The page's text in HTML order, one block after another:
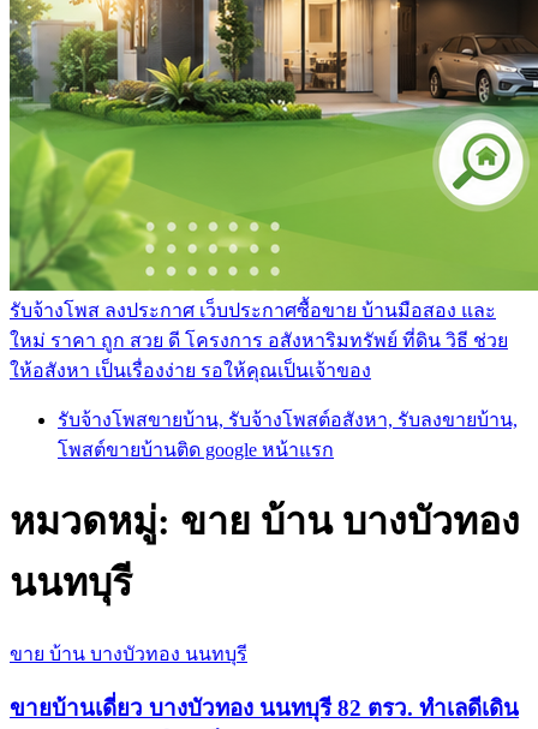
รับจ้างโพส ลงประกาศ เว็บประกาศซื้อขาย บ้านมือสอง และ
ใหม่ ราคา ถูก สวย ดี โครงการ อสังหาริมทรัพย์ ที่ดิน วิธี ช่วย
ให้อสังหา เป็นเรื่องง่าย รอให้คุณเป็นเจ้าของ
รับจ้างโพสขายบ้าน, รับจ้างโพสต์อสังหา, รับลงขายบ้าน,
โพสต์ขายบ้านติด google หน้าแรก
หมวดหมู่: ขาย บ้าน บางบัวทอง
นนทบุรี
ขาย บ้าน บางบัวทอง นนทบุรี
ขายบ้านเดี่ยว บางบัวทอง นนทบุรี 82 ตรว. ทำเลดีเดิน